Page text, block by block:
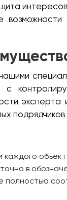
с
в